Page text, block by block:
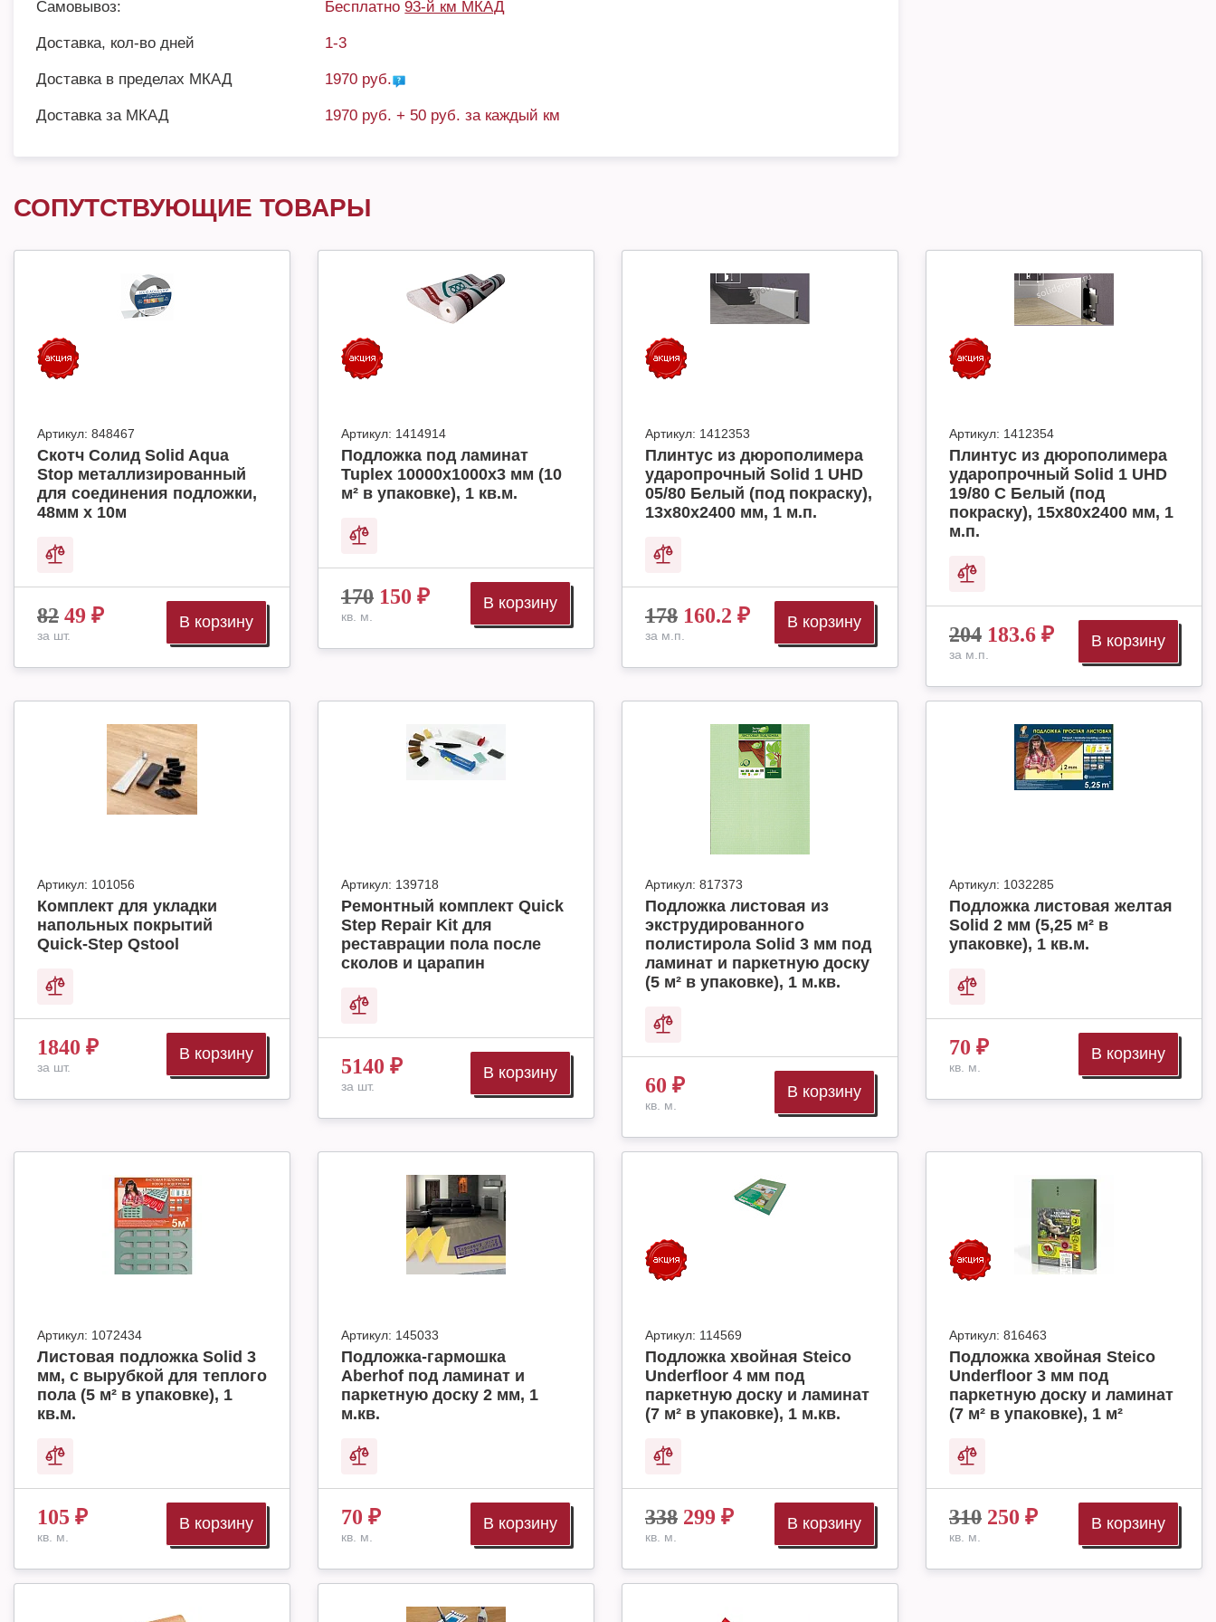
Самовывоз: Бесплатно93-й км МКАД
Доставка, кол-во дней 1-3
Доставка в пределах МКАД 1970 руб.
Доставка за МКАД 1970 руб. + 50 руб. за каждый км
СОПУТСТВУЮЩИЕ ТОВАРЫ
Артикул: 848467
Скотч Солид Solid Aqua
Stop металлизированный
для соединения подложки,
48мм х 10м
82 49 ₽
за шт.
В корзину
Артикул: 1414914
Подложка под ламинат
Tuplex 10000x1000x3 мм (10
м² в упаковке), 1 кв.м.
170 150 ₽
кв. м.
В корзину
Артикул: 1412353
Плинтус из дюрополимера
ударопрочный Solid 1 UHD
05/80 Белый (под покраску),
13х80х2400 мм, 1 м.п.
178 160.2 ₽
за м.п.
В корзину
Артикул: 1412354
Плинтус из дюрополимера
ударопрочный Solid 1 UHD
19/80 C Белый (под
покраску), 15х80х2400 мм, 1
м.п.
204 183.6 ₽
за м.п.
В корзину
Артикул: 101056
Комплект для укладки
напольных покрытий
Quick-Step Qstool
1840 ₽
за шт.
В корзину
Артикул: 139718
Ремонтный комплект Quick
Step Repair Kit для
реставрации пола после
сколов и царапин
5140 ₽
за шт.
В корзину
Артикул: 817373
Подложка листовая из
экструдированного
полистирола Solid 3 мм под
ламинат и паркетную доску
(5 м² в упаковке), 1 м.кв.
60 ₽
кв. м.
В корзину
Артикул: 1032285
Подложка листовая желтая
Solid 2 мм (5,25 м² в
упаковке), 1 кв.м.
70 ₽
кв. м.
В корзину
Артикул: 1072434
Листовая подложка Solid 3
мм, с вырубкой для теплого
пола (5 м² в упаковке), 1
кв.м.
105 ₽
кв. м.
В корзину
Артикул: 145033
Подложка-гармошка
Aberhof под ламинат и
паркетную доску 2 мм, 1
м.кв.
70 ₽
кв. м.
В корзину
Артикул: 114569
Подложка хвойная Steico
Underfloor 4 мм под
паркетную доску и ламинат
(7 м² в упаковке), 1 м.кв.
338 299 ₽
кв. м.
В корзину
Артикул: 816463
Подложка хвойная Steico
Underfloor 3 мм под
паркетную доску и ламинат
(7 м² в упаковке), 1 м²
310 250 ₽
кв. м.
В корзину